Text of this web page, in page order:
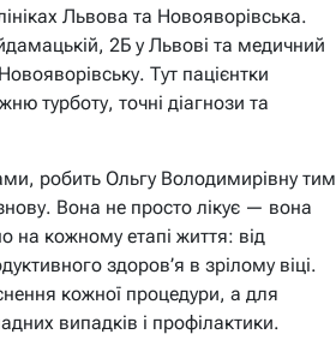
Львова та Новояворівська.
2Б у Львові та медичний
Тут пацієнтки
турботу, точні діагнози та
робить Ольгу Володимирівну тим
Вона не просто лікує — вона
на кожному етапі життя: від
здоров’я в зрілому віці.
кожної процедури, а для
випадків і профілактики.